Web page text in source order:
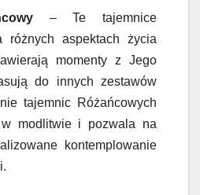
– Te tajemnice
różnych aspektach życia
momenty z Jego
do innych zestawów
tajemnic Różańcowych
modlitwie i pozwala na
kontemplowanie